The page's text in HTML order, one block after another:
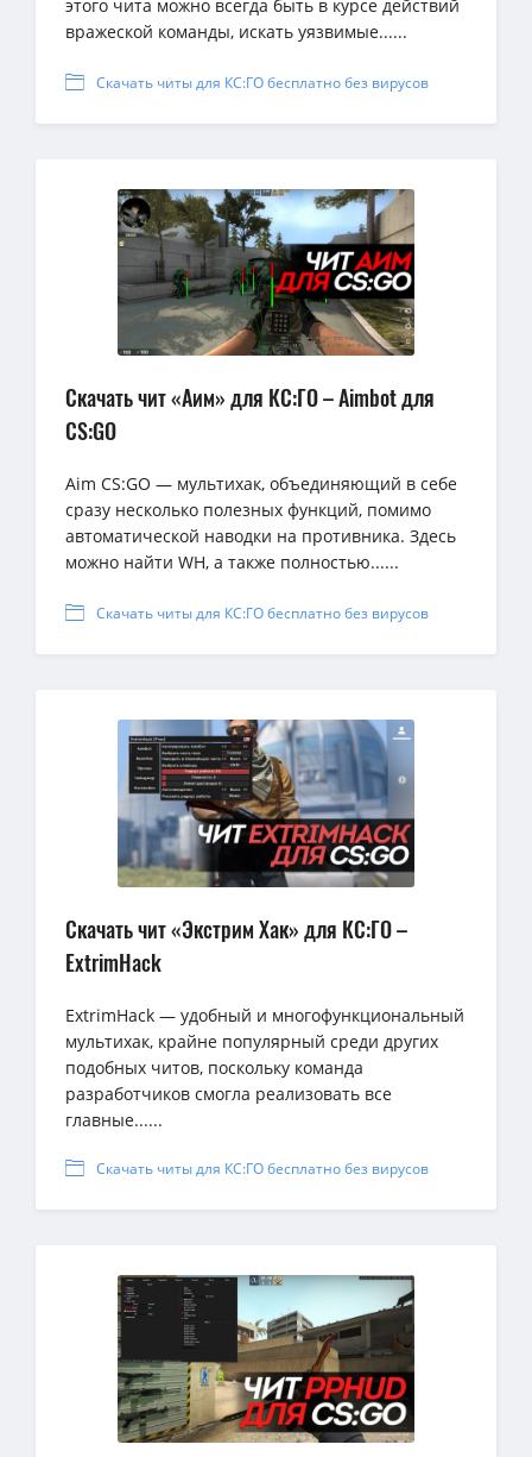
этого чита можно всегда быть в курсе действий
вражеской команды, искать уязвимые......
Скачать читы для КС:ГО бесплатно без вирусов
Скачать чит «Аим» для КС:ГО – Aimbot для
CS:GO
Aim CS:GO — мультихак, объединяющий в себе
сразу несколько полезных функций, помимо
автоматической наводки на противника. Здесь
можно найти WH, а также полностью......
Скачать читы для КС:ГО бесплатно без вирусов
Скачать чит «Экстрим Хак» для КС:ГО –
ExtrimHack
ExtrimHack — удобный и многофункциональный
мультихак, крайне популярный среди других
подобных читов, поскольку команда
разработчиков смогла реализовать все
главные......
Скачать читы для КС:ГО бесплатно без вирусов